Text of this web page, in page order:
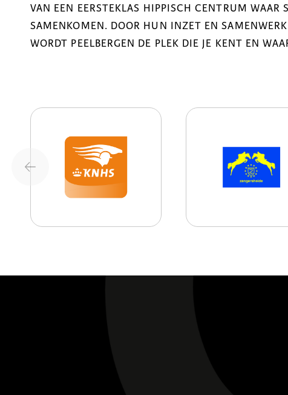
VAN EEN EERSTEKLAS HIPPISCH CENTRUM WAAR
SAMENKOMEN. DOOR HUN INZET EN
WORDT PEELBERGEN DE PLEK DIE JE KENT EN